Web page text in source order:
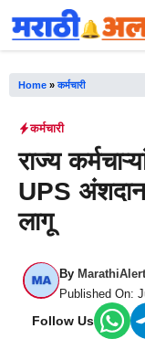
Skip
to
Home »कर्मचारी
कर्मचारी
राज्य
UPS
लागू
By
Published On:
Follow Us